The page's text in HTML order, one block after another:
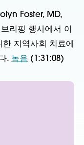
Foster, MD,
리핑 행사에서 이
지역사회 치료에
. 녹음 (1:31:08)